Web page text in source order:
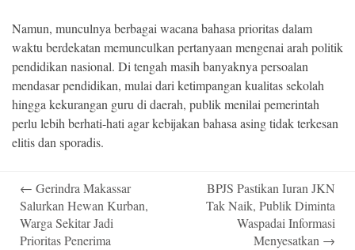
Namun, munculnya berbagai wacana bahasa prioritas dalam
waktu berdekatan memunculkan pertanyaan mengenai arah politik
pendidikan nasional. Di tengah masih banyaknya persoalan
mendasar pendidikan, mulai dari ketimpangan kualitas sekolah
hingga kekurangan guru di daerah, publik menilai pemerintah
perlu lebih berhati-hati agar kebijakan bahasa asing tidak terkesan
elitis dan sporadis.
navigation
← Gerindra Makassar
Salurkan Hewan Kurban,
Warga Sekitar Jadi
Prioritas Penerima
BPJS Pastikan Iuran JKN
Tak Naik, Publik Diminta
Waspadai Informasi
Menyesatkan →